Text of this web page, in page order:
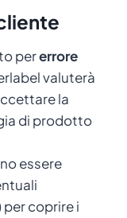
pererrore
valuterà
la
di prodotto
essere
coprire i